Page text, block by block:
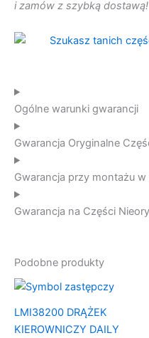
i zamów z szybką dostawą!
Ogólne warunki gwarancji
Gwarancja Oryginalne
Gwarancja przy montażu w
Gwarancja na Części
Podobne produkty
LMI38200 DRĄŻEK
KIEROWNICZY DAILY